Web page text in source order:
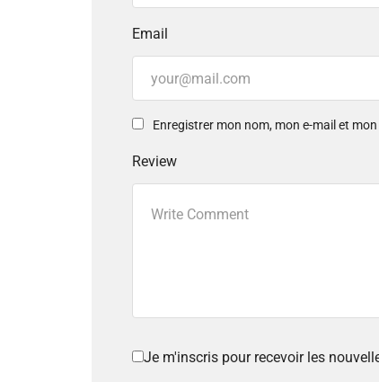
Email
Enregistrer mon nom, mon e-mail et
Review
Je m'inscris pour recevoir les